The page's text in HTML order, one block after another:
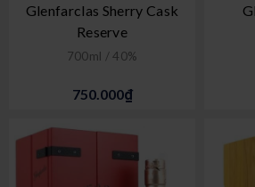
Glenfarclas Sherry Cask
Reserve
700ml / 40%
750.000₫